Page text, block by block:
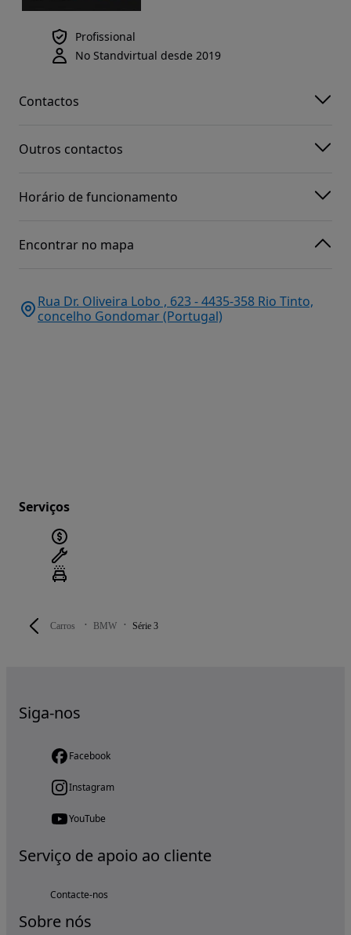
Carros BMW Série 3
Profissional
No Standvirtual desde 2019
Contactos
Outros contactos
Horário de funcionamento
Encontrar no mapa
Rua Dr. Oliveira Lobo , 623 - 4435-358 Rio Tinto,
concelho Gondomar (Portugal)
Serviços
Siga-nos
Facebook
Instagram
YouTube
Serviço de apoio ao cliente
Contacte-nos
Sobre nós